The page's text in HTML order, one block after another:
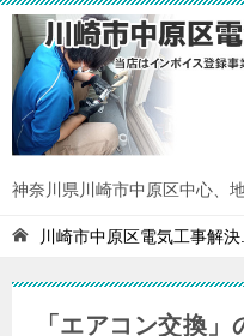
神奈川県川崎市中原区中心、
川崎市中原区電気工事解決
「エアコン交換」